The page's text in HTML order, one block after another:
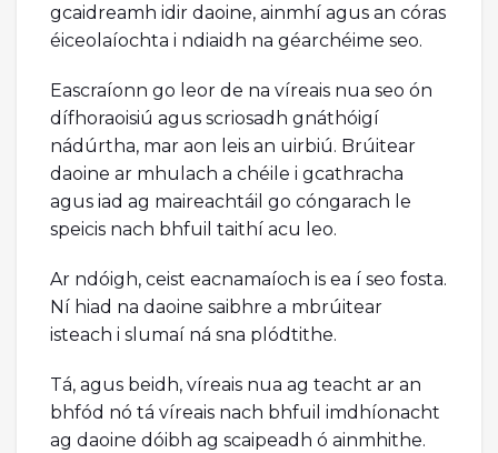
gcaidreamh idir daoine, ainmhí agus an córas
éiceolaíochta i ndiaidh na géarchéime seo.
Eascraíonn go leor de na víreais nua seo ón
dífhoraoisiú agus scriosadh gnáthóigí
nádúrtha, mar aon leis an uirbiú. Brúitear
daoine ar mhulach a chéile i gcathracha
agus iad ag maireachtáil go cóngarach le
speicis nach bhfuil taithí acu leo.
Ar ndóigh, ceist eacnamaíoch is ea í seo fosta.
Ní hiad na daoine saibhre a mbrúitear
isteach i slumaí ná sna plódtithe.
Tá, agus beidh, víreais nua ag teacht ar an
bhfód nó tá víreais nach bhfuil imdhíonacht
ag daoine dóibh ag scaipeadh ó ainmhithe.